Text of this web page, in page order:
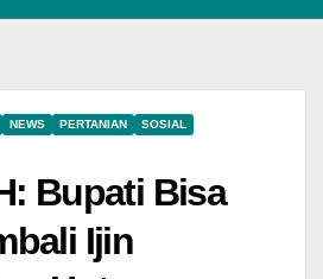
NEWS PERTANIAN
SOSIAL
Bupati Bisa
Ijin